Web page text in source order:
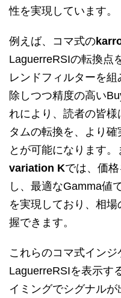
性を実現しています。
例えば、コマ式の
LaguerreRSIの転換点
レンドフィルターを
除しつつ精度の高い
れにより、読者の皆
タムの転換を、より
とが可能になります。
variation Kでは、価
し、最適なGamma値
を実現しており、相
握できます。
これらのコマ式イン
LaguerreRSIを表示す
イミングでシグナル